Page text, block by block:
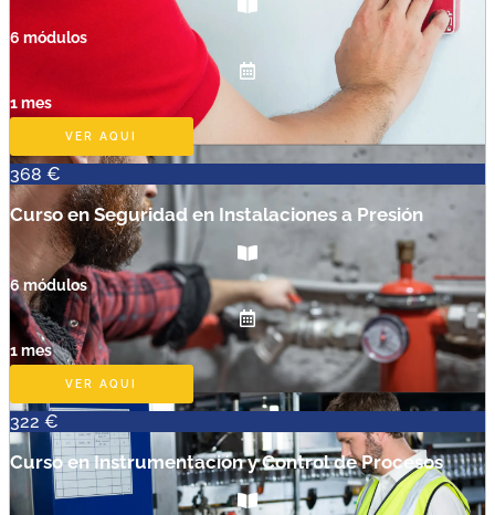
6 módulos
1 mes
VER AQUI
368 €
Curso en Seguridad en Instalaciones a Presión
6 módulos
1 mes
VER AQUI
322 €
Curso en Instrumentación y Control de Procesos